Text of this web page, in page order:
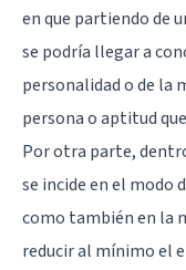
en que partiendo de
se podría llegar a
personalidad o de la
persona o aptitud
Por otra parte,
se incide en el modo
como también en la
reducir al mínimo el